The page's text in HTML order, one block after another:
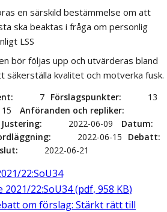
en särskild bestämmelse om att
ska beaktas i fråga om personlig
LSS
bör följas upp och utvärderas bland
säkerställa kvalitet och motverka fusk.
7 Förslagspunkter
13
15
Anföranden och repliker
Justering 2022-06-09
Datum
2022-06-15
Debatt
2022-06-21
22:SoU34
2021/22:SoU34(pdf, 958 KB)
om förslag: Stärkt rätt till